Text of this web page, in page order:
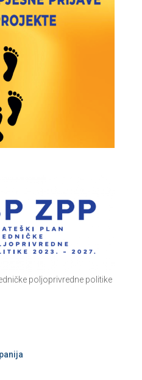
poljoprivredne politike